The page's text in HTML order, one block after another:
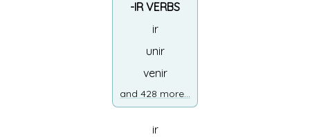
-IR VERBS
ir
unir
venir
and 428 more...
ir